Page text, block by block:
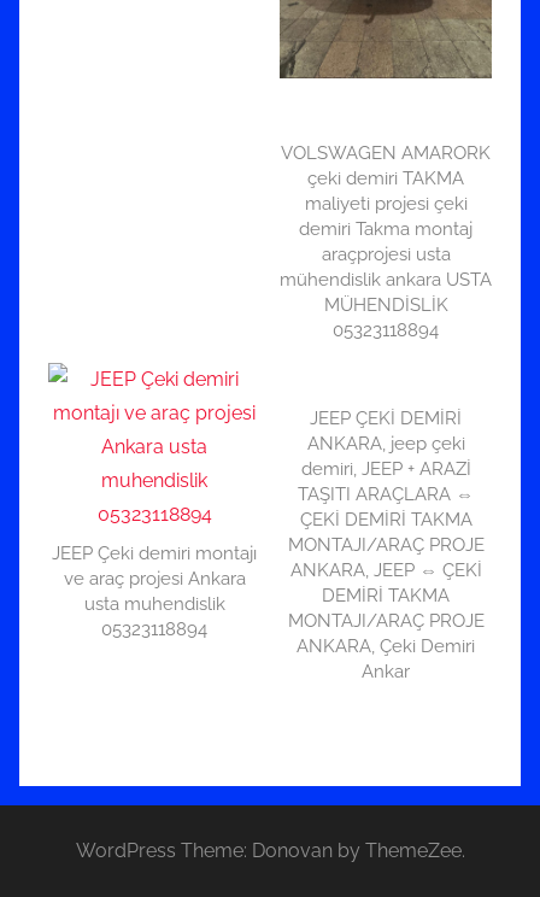
VOLSWAGEN AMARORK
çeki demiri TAKMA
maliyeti projesi çeki
demiri Takma montaj
araçprojesi usta
mühendislik ankara USTA
MÜHENDİSLİK
05323118894
JEEP Çeki demiri montajı
ve araç projesi Ankara
usta muhendislik
05323118894
JEEP ÇEKİ DEMİRİ
ANKARA, jeep çeki
demiri, JEEP + ARAZİ
TAŞITI ARAÇLARA ⇔
ÇEKİ DEMİRİ TAKMA
MONTAJI/ARAÇ PROJE
ANKARA, JEEP ⇔ ÇEKİ
DEMİRİ TAKMA
MONTAJI/ARAÇ PROJE
ANKARA, Çeki Demiri
Ankar
WordPress Theme: Donovan by ThemeZee.